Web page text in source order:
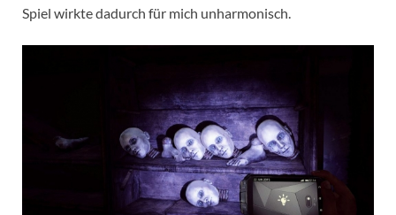
Spiel wirkte dadurch für mich unharmonisch.